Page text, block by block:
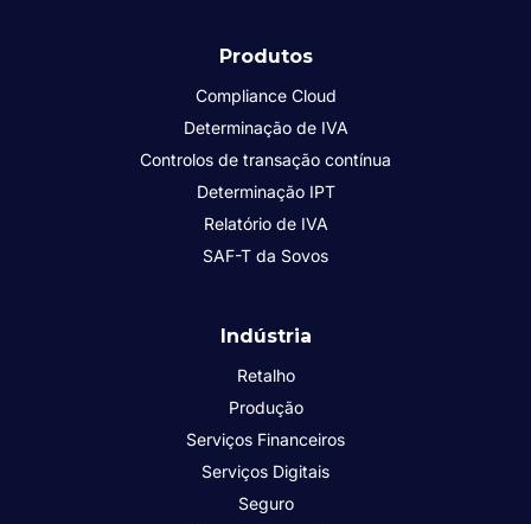
Produtos
Compliance Cloud
Determinação de IVA
Controlos de transação contínua
Determinação IPT
Relatório de IVA
SAF-T da Sovos
Indústria
Retalho
Produção
Serviços Financeiros
Serviços Digitais
Seguro